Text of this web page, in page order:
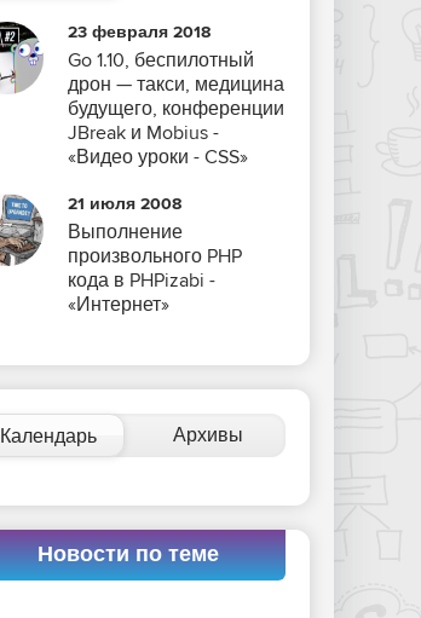
23 февраля 2018
Go 1.10, беспилотный
дрон — такси, медицина
будущего, конференции
JBreak и Mobius -
«Видео уроки - CSS»
21 июля 2008
Выполнение
произвольного PHP
кода в PHPizabi -
«Интернет»
Календарь Архивы
Новости по теме